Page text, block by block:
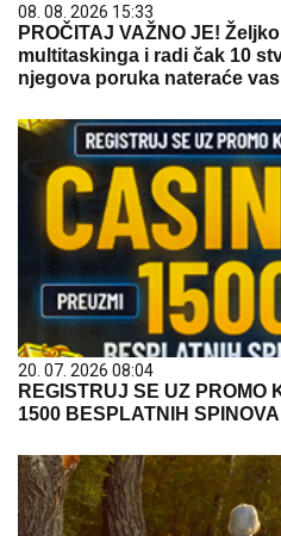
08. 08. 2026 15:33
PROČITAJ VAŽNO JE!
multitaskinga i radi čak 10
njegova poruka nateraće
20. 07. 2026 08:04
REGISTRUJ SE UZ PROMO
1500 BESPLATNIH SPINOVA